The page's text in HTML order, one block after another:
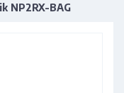
NP2RX-BAG